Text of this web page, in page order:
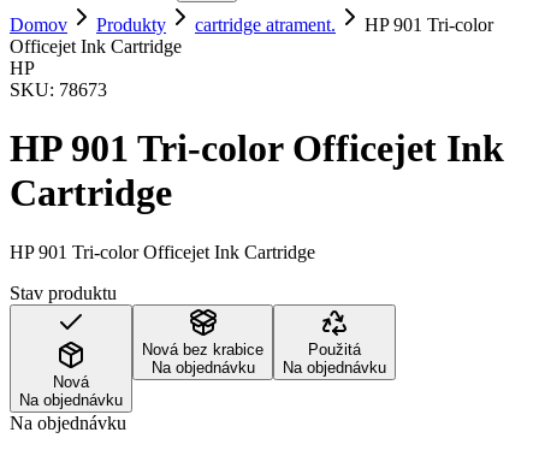
Domov Produkty cartridge atrament.
HP 901 Tri-color
Officejet Ink Cartridge
HP
SKU: 78673
HP 901 Tri-color Officejet Ink
Cartridge
HP 901 Tri-color Officejet Ink Cartridge
Stav produktu
Nová
Na objednávku
Nová bez krabice
Na objednávku
Použitá
Na objednávku
Na objednávku